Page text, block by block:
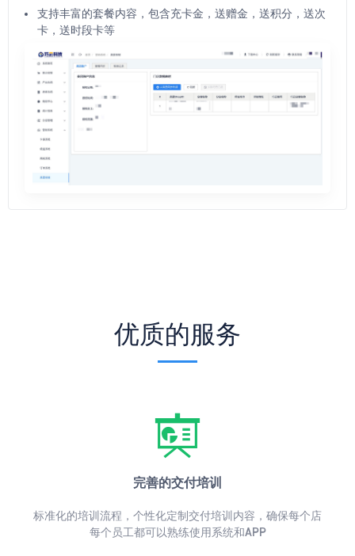
支持丰富的套餐内容，包含充卡金，送赠金，送积分，送次
卡，送时段卡等
优质的服务
完善的交付培训
标准化的培训流程，个性化定制交付培训内容，确保每个店
每个员工都可以熟练使用系统和APP